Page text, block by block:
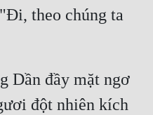
theo chúng ta
Dần đầy mặt ngơ
đột nhiên kích